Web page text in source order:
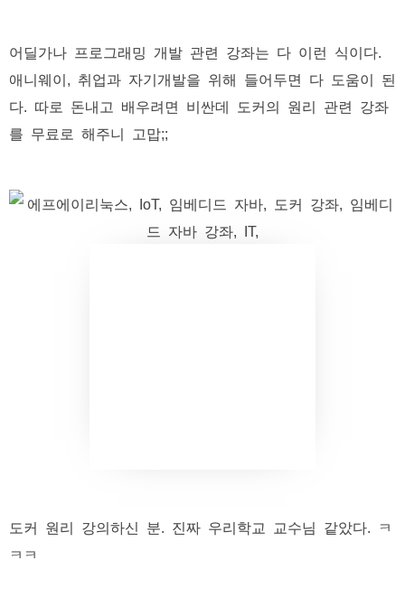
어딜가나 프로그래밍 개발 관련 강좌는 다 이런 식이다.
애니웨이, 취업과 자기개발을 위해 들어두면 다 도움이 된
다. 따로 돈내고 배우려면 비싼데 도커의 원리 관련 강좌
를 무료로 해주니 고맙;;
도커 원리 강의하신 분. 진짜 우리학교 교수님 같았다. ㅋ
ㅋㅋ